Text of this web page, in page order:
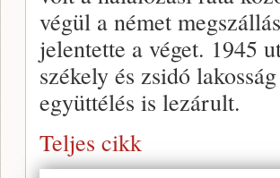
végül a német
jelentette a véget. 1945
székely és zsidó
együttélés is lezárult.
Teljes cikk